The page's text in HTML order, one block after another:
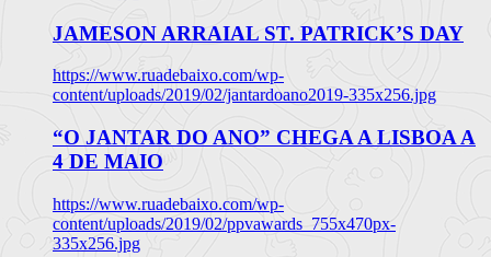
JAMESON ARRAIAL ST. PATRICK’S DAY
https://www.ruadebaixo.com/wp-
content/uploads/2019/02/jantardoano2019-335x256.jpg
“O JANTAR DO ANO” CHEGA A LISBOA A
4 DE MAIO
https://www.ruadebaixo.com/wp-
content/uploads/2019/02/ppvawards_755x470px-
335x256.jpg